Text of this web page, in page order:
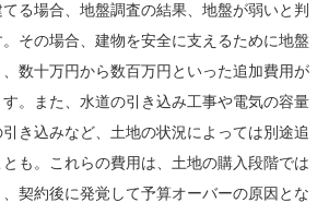
る場合、地盤調査の結果、地盤が弱いと判
その場合、建物を安全に支えるために地盤
数十万円から数百万円といった追加費用が
。また、水道の引き込み工事や電気の容量
き込みなど、土地の状況によっては別途追
も。これらの費用は、土地の購入段階では
契約後に発覚して予算オーバーの原因とな